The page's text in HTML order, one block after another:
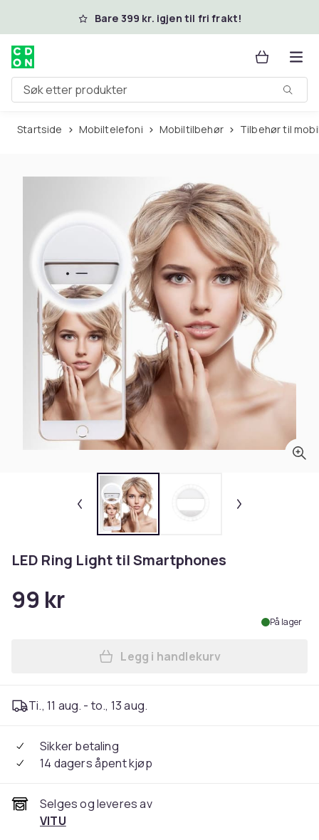
Hopp til hovedinnholdBare 399 kr. igjen til fri frakt!
Søk etter produkter
Startside Mobiltelefoni Mobiltilbehør Tilbehør til
LED Ring Light til Smartphones
99 kr
På lager
Legg LED Ring Light til
Legg i handlekurv
Ti., 11 aug. - to., 13 aug.
Sikker betaling
14 dagers åpent kjøp
Selges og leveres av
VITU